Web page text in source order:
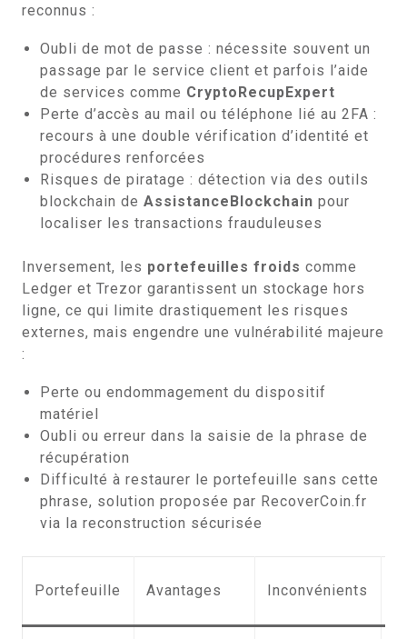
reconnus :
Oubli de mot de passe : nécessite souvent un
passage par le service client et parfois l’aide
de services comme CryptoRecupExpert
Perte d’accès au mail ou téléphone lié au 2FA :
recours à une double vérification d’identité et
procédures renforcées
Risques de piratage : détection via des outils
blockchain de AssistanceBlockchain pour
localiser les transactions frauduleuses
Inversement, les portefeuilles froids comme
Ledger et Trezor garantissent un stockage hors
ligne, ce qui limite drastiquement les risques
externes, mais engendre une vulnérabilité majeure
:
Perte ou endommagement du dispositif
matériel
Oubli ou erreur dans la saisie de la phrase de
récupération
Difficulté à restaurer le portefeuille sans cette
phrase, solution proposée par RecoverCoin.fr
via la reconstruction sécurisée
Portefeuille Avantages Inconvénients